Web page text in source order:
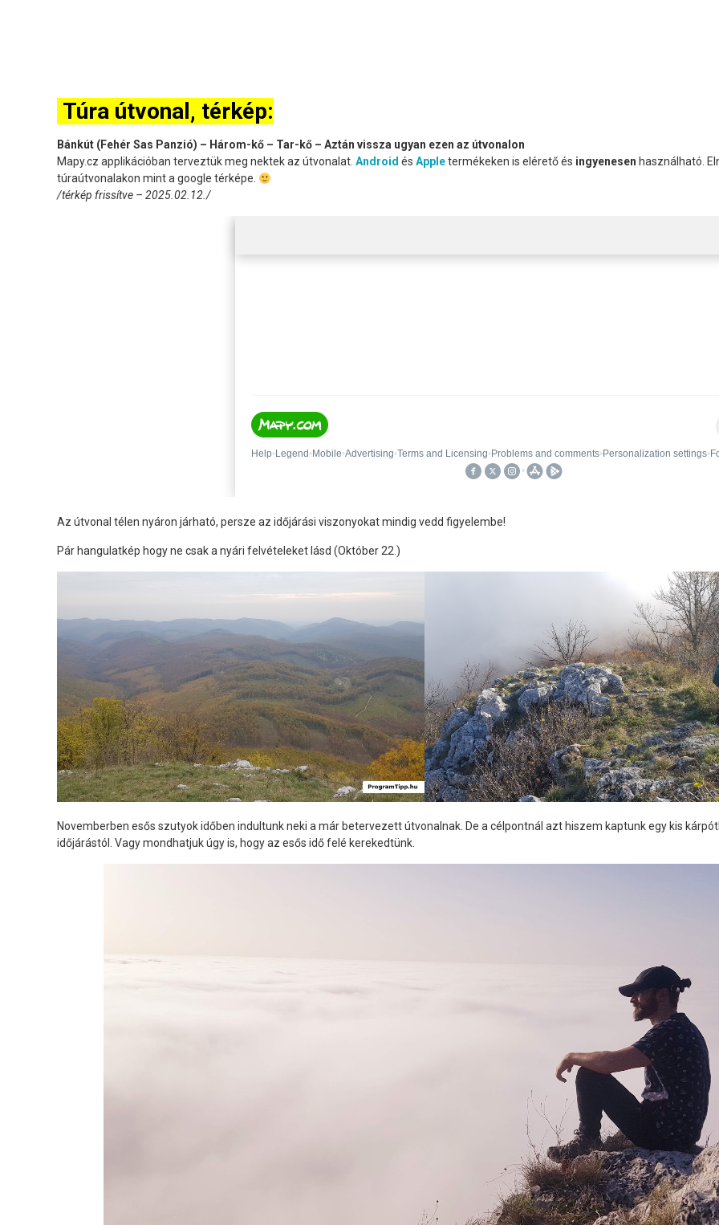
Túra útvonal, térkép:
Bánkút (Fehér Sas Panzió) – Három-kő – Tar-kő – Aztán vissza ugyan ezen az útvonalon
Mapy.cz applikációban terveztük meg nektek az útvonalat.Android ésAppletermékeken is elérető és ingyenesen használható.
túraútvonalakon mint a google térképe.
/térkép frissítve – 2025.02.12./
Az útvonal télen nyáron járható, persze az időjárási viszonyokat mindig vedd figyelembe!
Pár hangulatkép hogy ne csak a nyári felvételeket lásd (Október 22.)
Novemberben esős szutyok időben indultunk neki a már betervezett útvonalnak. De a célpontnál azt hiszem kaptunk egy kis
időjárástól. Vagy mondhatjuk úgy is, hogy az esős idő felé kerekedtünk.